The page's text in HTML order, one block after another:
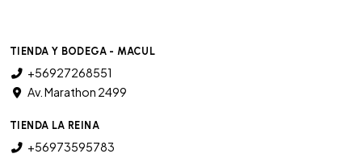
TIENDA Y BODEGA - MACUL
+56927268551
Av. Marathon 2499
TIENDA LA REINA
+56973595783